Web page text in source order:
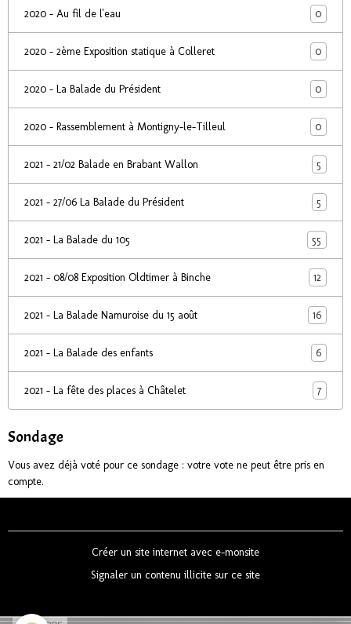
2020 - Au fil de l'eau 0
2020 - 2ème Exposition statique à Colleret 0
2020 - La Balade du Président 0
2020 - Rassemblement à Montigny-le-Tilleul 0
2021 - 21/02 Balade en Brabant Wallon 5
2021 - 27/06 La Balade du Président 5
2021 - La Balade du 105 55
2021 - 08/08 Exposition Oldtimer à Binche 12
2021 - La Balade Namuroise du 15 août 16
2021 - La Balade des enfants 6
2021 - La fête des places à Châtelet 7
Sondage
Vous avez déjà voté pour ce sondage : votre vote ne peut être pris en
compte.
Créer un site internet avec e-monsite
Signaler un contenu illicite sur ce site